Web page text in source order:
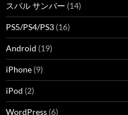
スバル サンバー (14)
PS5/PS4/PS3 (16)
Android (19)
iPhone (9)
iPod (2)
WordPress (6)